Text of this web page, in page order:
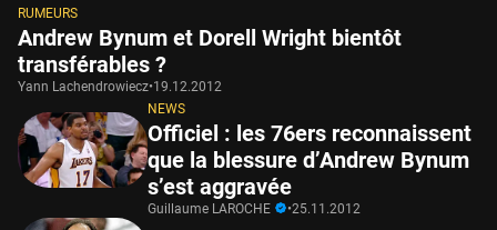
RUMEURS
Andrew Bynum et Dorell Wright bientôt
transférables ?
Yann Lachendrowiecz•19.12.2012
NEWS
Officiel : les 76ers reconnaissent
que la blessure d’Andrew Bynum
s’est aggravée
Guillaume LAROCHE •25.11.2012